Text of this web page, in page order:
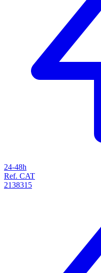
24-48h
Ref. CAT
2138315